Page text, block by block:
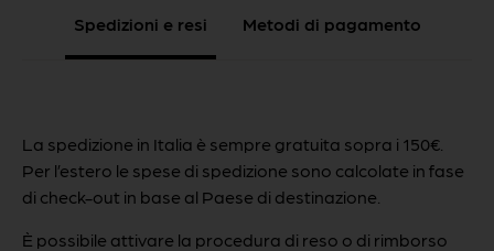
Spedizioni e resi Metodi di pagamento
La spedizione in Italia è sempre gratuita sopra i 150€.
Per l’estero le spese di spedizione sono calcolate in fase
di check-out in base al Paese di destinazione.
È possibile attivare la procedura di reso o di rimborso